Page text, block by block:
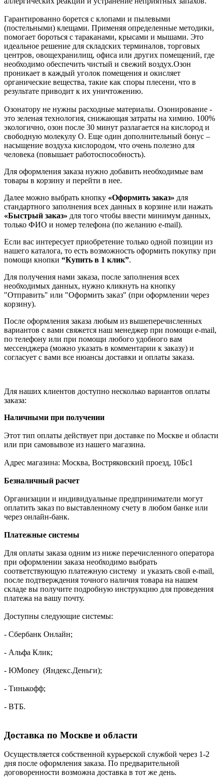
Гарантированно борется с клопами и пылевыми
(постельными) клещами. Применяя определенные методики,
помогает бороться с тараканами, крысами и мышами. Это
идеальное решение для складских терминалов, торговых
центров, овощехранилищ, офиса или других помещений, где
необходимо обеспечить чистый и свежий воздух.Озон
проникает в каждый уголок помещения и окисляет
органические вещества, такие как споры плесени, что в
результате приводит к их уничтожению.
Озонатору не нужны расходные материалы. Озонирование -
это зеленая технология, снижающая затраты на химию. 100%
экологично, озон после 30 минут разлагается на кислород и
свободную молекулу О. Еще один дополнительный бонус –
насыщение воздуха кислородом, что очень полезно для
человека (повышает работоспособность).
Для оформления заказа нужно добавить необходимые вам
товары в корзину и перейти в нее.
Далее можно выбрать кнопку «Оформить заказ» для
стандартного заполнения всех данных в корзине или нажать
«Быстрый заказ» для того чтобы ввести минимум данных,
только ФИО и номер телефона (по желанию e-mail).
Если вас интересует приобретение только одной позиции из
нашего каталога, то есть возможность оформить покупку при
помощи кнопки “Купить в 1 клик”.
Для получения нами заказа, после заполнения всех
необходимых данных, нужно кликнуть на кнопку
"Отправить" или "Оформить заказ" (при оформлении через
корзину).
После оформления заказа любым из вышеперечисленных
вариантов с вами свяжется наш менеджер при помощи e-mail,
по телефону или при помощи любого удобного вам
мессенджера (можно указать в комментарии к заказу) и
согласует с вами все нюансы доставки и оплаты заказа.
Для наших клиентов доступно несколько вариантов оплаты
заказа:
Наличными при получении
Этот тип оплаты действует при доставке по Москве и области
или при самовывозе из нашего магазина.
Адрес магазина: Москва, Востряковский проезд, 10Бс1
Безналичный расчет
Организации и индивидуальные предприниматели могут
оплатить заказ по выставленному счету в любом банке или
через онлайн-банк.
Платежные системы
Для оплаты заказа одним из ниже перечисленного оператора
при оформлении заказа необходимо выбрать
соответствующую платежную систему и указать свой e-mail,
после подтверждения точного наличия товара на нашем
складе вы получите подробную инструкцию для проведения
платежа на вашу почту.
Доступны следующие системы:
- Сбербанк Онлайн;
- Альфа Клик;
- ЮMoney (Яндекс.Деньги);
- Тинькофф;
- ВТБ.
Доставка по Москве и области
Осуществляется собственной курьерской службой через 1-2
дня после оформления заказа. По предварительной
договоренности возможна доставка в тот же день.